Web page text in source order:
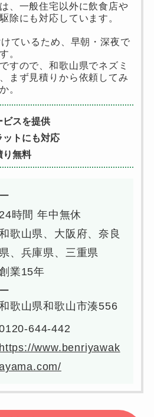
、一般住宅以外に飲食店や
除にも対応しています。
ているため、早朝・深夜で
。
すので、和歌山県でネズミ
まず見積りから依頼してみ
。
ビスを提供
ットにも対応
り無料
ー
24時間 年中無休
歌山県、大阪府、奈良
県、兵庫県、三重県
業15年
ー
歌山県和歌山市湊556
644-442
https://www.benriyawak